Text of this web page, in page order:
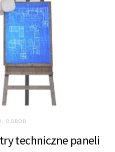
OGRÓD
techniczne paneli